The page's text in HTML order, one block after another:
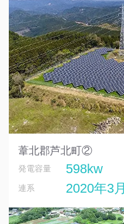
葦北郡芦北町②
発電容量 598kw
連系 2020年3月